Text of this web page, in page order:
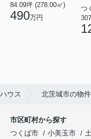
84.09坪 (278.00㎡)
490万円
つ
ウス 北茨城市の物
市区町村から探す
つくば市
小美玉市